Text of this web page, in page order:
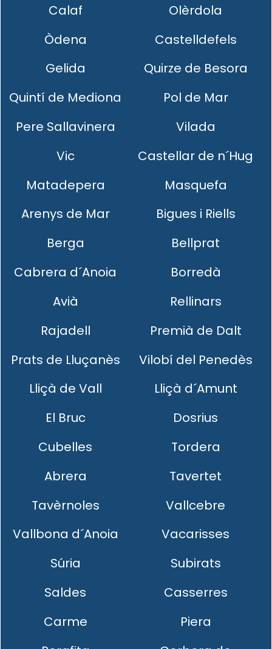
Calaf
Olèrdola
Òdena
Castelldefels
Gelida
Quirze de Besora
Quintí de Mediona
Pol de Mar
Pere Sallavinera
Vilada
Vic
Castellar de n´Hug
Matadepera
Masquefa
Arenys de Mar
Bigues i Riells
Berga
Bellprat
Cabrera d´Anoia
Borredà
Avià
Rellinars
Rajadell
Premià de Dalt
Prats de Lluçanès
Vilobí del Penedès
Lliçà de Vall
Lliçà d´Amunt
El Bruc
Dosrius
Cubelles
Tordera
Abrera
Tavertet
Tavèrnoles
Vallcebre
Vallbona d´Anoia
Vacarisses
Súria
Subirats
Saldes
Casserres
Carme
Piera